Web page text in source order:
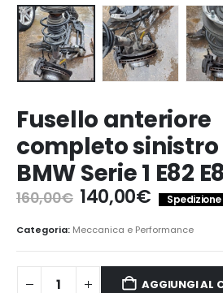
Fusello anteriore
completo
BMW Serie 1 E82
160,00€ Il
prezzo
originale
era:
160,00€.
140,00€Il
prezzo
attuale
è:
Categoria: Meccanica e Performance
AGGIUNGI AL